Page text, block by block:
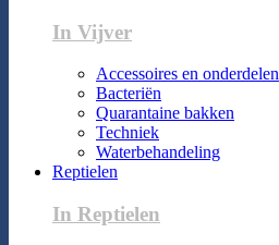
In Vijver
Accessoires en onderdelen
Bacteriën
Quarantaine bakken
Techniek
Waterbehandeling
Reptielen
In Reptielen